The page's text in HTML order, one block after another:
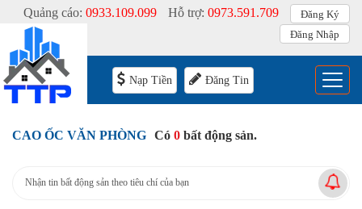
Quảng cáo: 0933.109.099 Hỗ trợ: 0973.591.709
Đăng Ký
Đăng Nhập
Nạp Tiền Đăng Tin Menu
CAO ỐC VĂN PHÒNG Có 0 bất động sản.
Nhận tin bất động sản theo tiêu chí của bạn